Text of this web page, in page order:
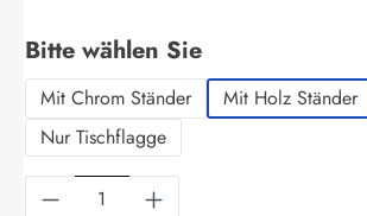
Bitte wählen Sieauswählen
Mit Chrom Ständer
Mit Holz Ständer
Nur Tischflagge
Produkt Anzahl: Gib den